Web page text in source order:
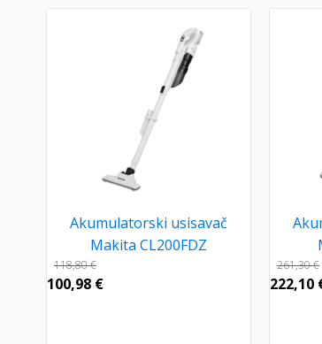
Akumulatorski usisavač
Makita CL200FDZ
118,80€
100,98 €
261,30€
222,10